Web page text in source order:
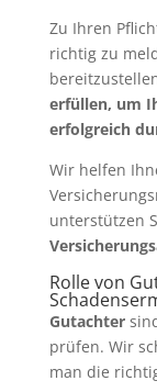
Zu Ihren
richtig zu
erfüllen, um
erfolgreich
Wir helfen
unterstützen
Rolle von
Gutachter
prüfen. Wir
man die